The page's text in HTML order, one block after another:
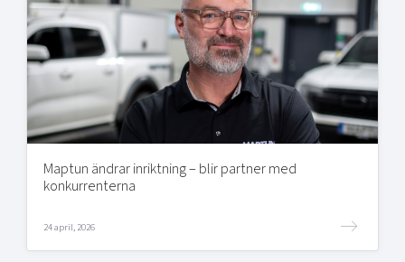
Maptun ändrar inriktning – blir partner med
konkurrenterna
24 april, 2026